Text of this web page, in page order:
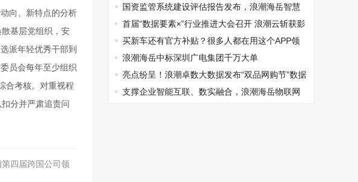
向、新特点的分析
基层党组织，安
派年轻优秀干部到
员会每年至少组织
合考核。对重视程
分并严肃追责问
四届跨国公司领
更高效
国资监管系统建设评估报告发布，浪潮海岳智慧
国资9家客户跻身优秀行列
首届“数据要素×”行业推进大会召开 浪潮云斩获影
响力企业及多项大奖
买新车还有官方补贴？很多人都在用这个APP领
取浪潮海岳中标深圳广电集团千万大单
亮点纷呈！浪潮卓数大数据发布“双品网购节”数据
报告支撑企业智能互联、数实融合，浪潮海岳物联网